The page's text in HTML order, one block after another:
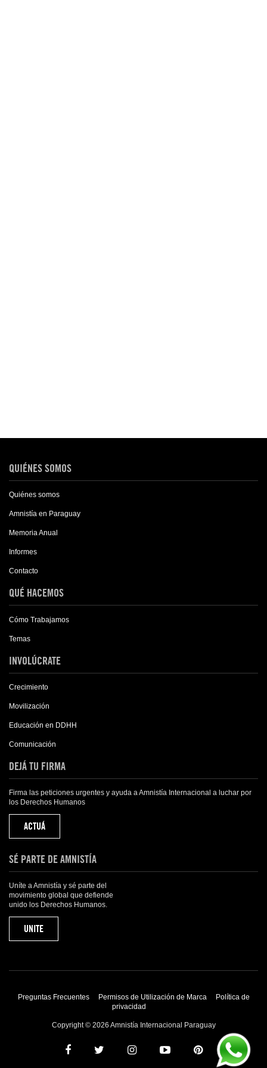
QUIÉNES SOMOS
Quiénes somos
Amnistía en Paraguay
Memoria Anual
Informes
Contacto
QUÉ HACEMOS
Cómo Trabajamos
Temas
INVOLÚCRATE
Crecimiento
Movilización
Educación en DDHH
Comunicación
DEJÁ TU FIRMA
Firma las peticiones urgentes y ayuda a Amnistía Internacional a luchar por
los Derechos Humanos
ACTUÁ
SÉ PARTE DE AMNISTÍA
Uníte a Amnistía y sé parte del
movimiento global que defiende
unido los Derechos Humanos.
UNITE
Preguntas Frecuentes Permisos de Utilización de Marca
Política de
privacidad
Copyright © 2026 Amnistía Internacional Paraguay